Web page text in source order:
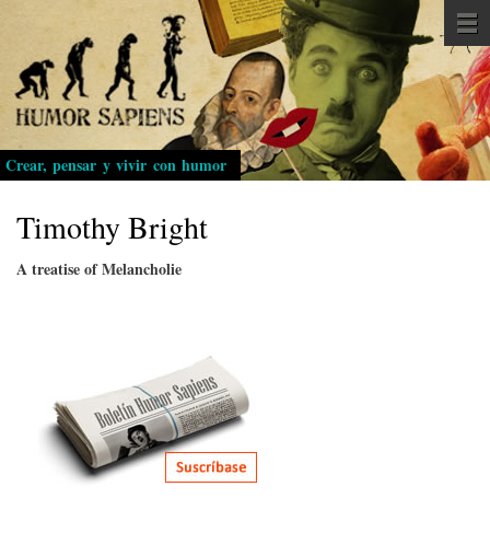
Pasar
al
contenido
principal
Crear, pensar y vivir con humor
Timothy Bright
A treatise of Melancholie